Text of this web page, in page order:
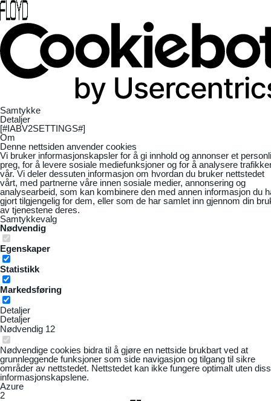
Samtykke
Detaljer
[#IABV2SETTINGS#]
Om
Denne nettsiden anvender cookies
Vi bruker informasjonskapsler for å gi innhold og annonser et
preg, for å levere sosiale mediefunksjoner og for å analysere
vår. Vi deler dessuten informasjon om hvordan du bruker nettstedet
vårt, med partnerne våre innen sosiale medier, annonsering og
analysearbeid, som kan kombinere den med annen informasjon du
gjort tilgjengelig for dem, eller som de har samlet inn gjennom din
av tjenestene deres.
Samtykkevalg
Nødvendig
Egenskaper
Statistikk
Markedsføring
Detaljer
Detaljer
Nødvendig 12
Nødvendige cookies bidra til å gjøre en nettside brukbart ved at
grunnleggende funksjoner som side navigasjon og tilgang til sikre
områder av nettstedet. Nettstedet kan ikke fungere optimalt uten
informasjonskapslene.
Azure
2